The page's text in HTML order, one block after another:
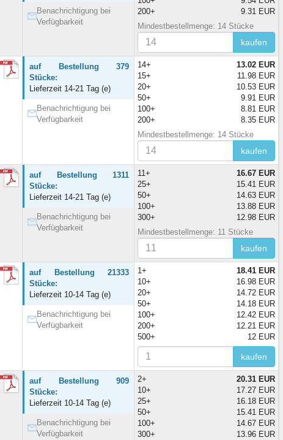
Benachrichtigung bei
Verfügbarkeit
200+
9.31 EUR
Mindestbestellmenge: 14 Stücke
kaufen
auf Bestellung 379
Stücke:
Lieferzeit 14-21 Tag (e)
Benachrichtigung bei
Verfügbarkeit
14+
13.02 EUR
15+
11.98 EUR
20+
10.53 EUR
50+
9.91 EUR
100+
8.81 EUR
200+
8.35 EUR
Mindestbestellmenge: 14 Stücke
kaufen
auf Bestellung 1311
Stücke:
Lieferzeit 14-21 Tag (e)
Benachrichtigung bei
Verfügbarkeit
11+
16.67 EUR
25+
15.41 EUR
50+
14.63 EUR
100+
13.88 EUR
300+
12.98 EUR
Mindestbestellmenge: 11 Stücke
kaufen
auf Bestellung 21333
Stücke:
Lieferzeit 10-14 Tag (e)
Benachrichtigung bei
Verfügbarkeit
1+
18.41 EUR
10+
16.98 EUR
20+
14.72 EUR
50+
14.18 EUR
100+
12.42 EUR
200+
12.21 EUR
500+
12 EUR
kaufen
auf Bestellung 909
Stücke:
Lieferzeit 10-14 Tag (e)
Benachrichtigung bei
Verfügbarkeit
2+
20.31 EUR
10+
17.27 EUR
25+
16.18 EUR
50+
15.41 EUR
100+
14.67 EUR
300+
13.96 EUR